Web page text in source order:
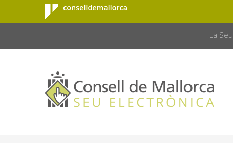
Salta al contingut principal
Consell de
Mallorca
La Seu